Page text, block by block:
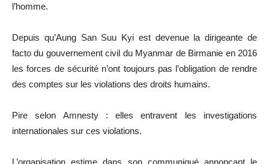
l’homme.
Depuis qu’Aung San Suu Kyi est devenue la dirigeante de
facto du gouvernement civil du Myanmar de Birmanie en 2016
les forces de sécurité n’ont toujours pas l’obligation de rendre
des comptes sur les violations des droits humains.
Pire selon Amnesty : elles entravent les investigations
internationales sur ces violations.
L’organisation estime dans son communiqué annonçant le